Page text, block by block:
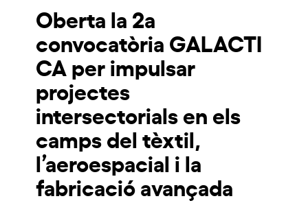
Oberta la 2a
convocatòria GALACTI
CA per impulsar
projectes
intersectorials en els
camps del tèxtil,
l’aeroespacial i la
fabricació avançada